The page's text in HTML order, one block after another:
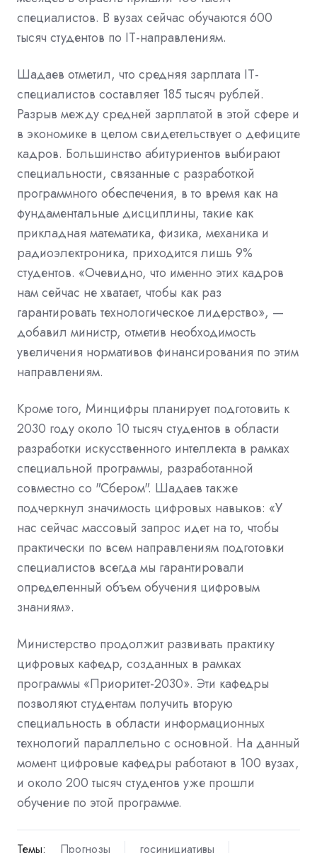
специалистов. В вузах сейчас обучаются 600
тысяч студентов по IT-направлениям.
Шадаев отметил, что средняя зарплата IT-
специалистов составляет 185 тысяч рублей.
Разрыв между средней зарплатой в этой сфере и
в экономике в целом свидетельствует о дефиците
кадров. Большинство абитуриентов выбирают
специальности, связанные с разработкой
программного обеспечения, в то время как на
фундаментальные дисциплины, такие как
прикладная математика, физика, механика и
радиоэлектроника, приходится лишь 9%
студентов. «Очевидно, что именно этих кадров
нам сейчас не хватает, чтобы как раз
гарантировать технологическое лидерство», —
добавил министр, отметив необходимость
увеличения нормативов финансирования по этим
направлениям.
Кроме того, Минцифры планирует подготовить к
2030 году около 10 тысяч студентов в области
разработки искусственного интеллекта в рамках
специальной программы, разработанной
совместно со "Сбером". Шадаев также
подчеркнул значимость цифровых навыков: «У
нас сейчас массовый запрос идет на то, чтобы
практически по всем направлениям подготовки
специалистов всегда мы гарантировали
определенный объем обучения цифровым
знаниям».
Министерство продолжит развивать практику
цифровых кафедр, созданных в рамках
программы «Приоритет-2030». Эти кафедры
позволяют студентам получить вторую
специальность в области информационных
технологий параллельно с основной. На данный
момент цифровые кафедры работают в 100 вузах,
и около 200 тысяч студентов уже прошли
обучение по этой программе.
Темы: Прогнозы госинициативы